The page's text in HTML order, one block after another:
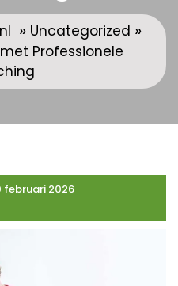
» Uncategorized »
Professionele
februari 2026